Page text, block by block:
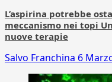
L’aspirina potrebbe
meccanismo nei topi
nuove terapie
Salvo Franchina 6